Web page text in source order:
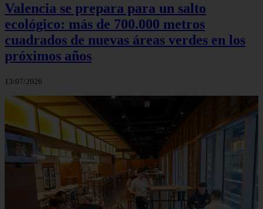
Valencia se prepara para un salto
ecológico: más de 700.000 metros
cuadrados de nuevas áreas verdes en los
próximos años
13/07/2026